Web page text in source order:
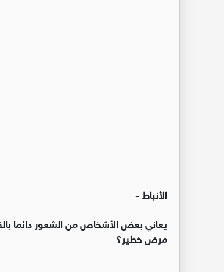
الأنباط -
يعاني بعض الأشخاص من الشعور دائما
مرض خطير؟